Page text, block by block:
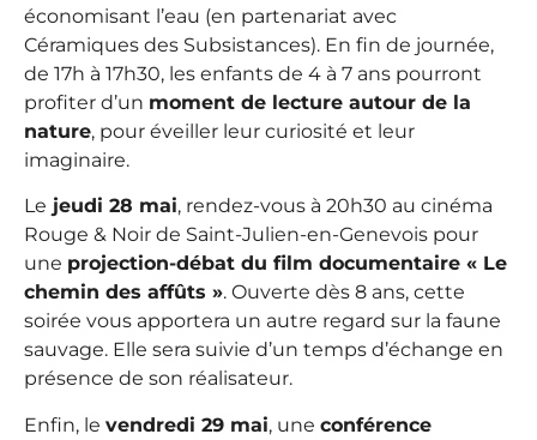
économisant l’eau (en partenariat avec
Céramiques des Subsistances). En fin de journée,
de 17h à 17h30, les enfants de 4 à 7 ans pourront
profiter d’un moment de lecture autour de la
nature, pour éveiller leur curiosité et leur
imaginaire.
Le jeudi 28 mai, rendez-vous à 20h30 au cinéma
Rouge & Noir de Saint-Julien-en-Genevois pour
une projection-débat du film documentaire « Le
chemin des affûts ». Ouverte dès 8 ans, cette
soirée vous apportera un autre regard sur la faune
sauvage. Elle sera suivie d’un temps d’échange en
présence de son réalisateur.
Enfin, le vendredi 29 mai, une conférence